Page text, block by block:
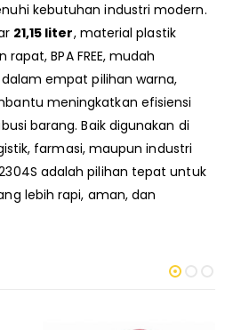
kebutuhan industri modern.
21,15 liter, material plastik
BPA FREE, mudah
empat pilihan warna,
meningkatkan efisiensi
barang. Baik digunakan di
farmasi, maupun industri
2304S adalah pilihan tepat untuk
lebih rapi, aman, dan